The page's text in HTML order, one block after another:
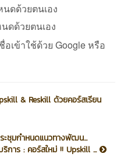
ดด้วยตนเอง
ดด้วยตนเอง
เข้าใช้ด้วย Google หรือ
& Reskill ด้วยคอร์สเรียน
ะชุมกำหนดแนวทางพัฒน...
ริการ : คอร์สใหม่ !! Upskill ...